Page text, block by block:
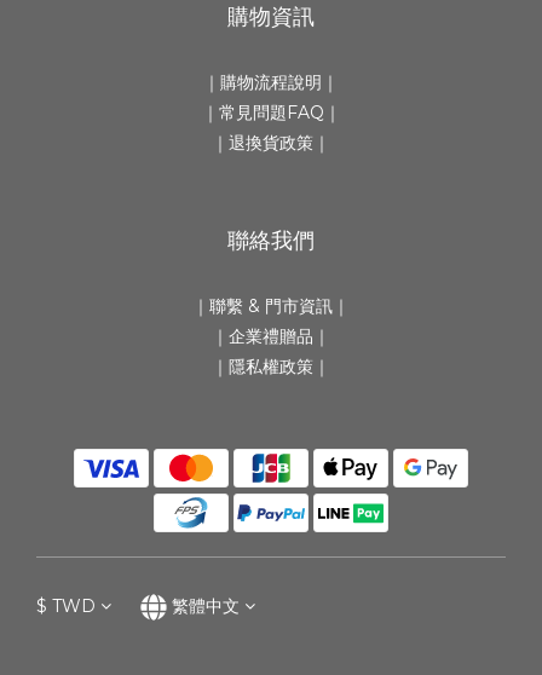
購物資訊
｜ 購物流程說明 ｜
｜ 常見問題FAQ ｜
｜ 退換貨政策 ｜
聯絡我們
｜ 聯繫 & 門市資訊 ｜
｜ 企業禮贈品 ｜
｜隱私權政策｜
$ TWD 繁體中文